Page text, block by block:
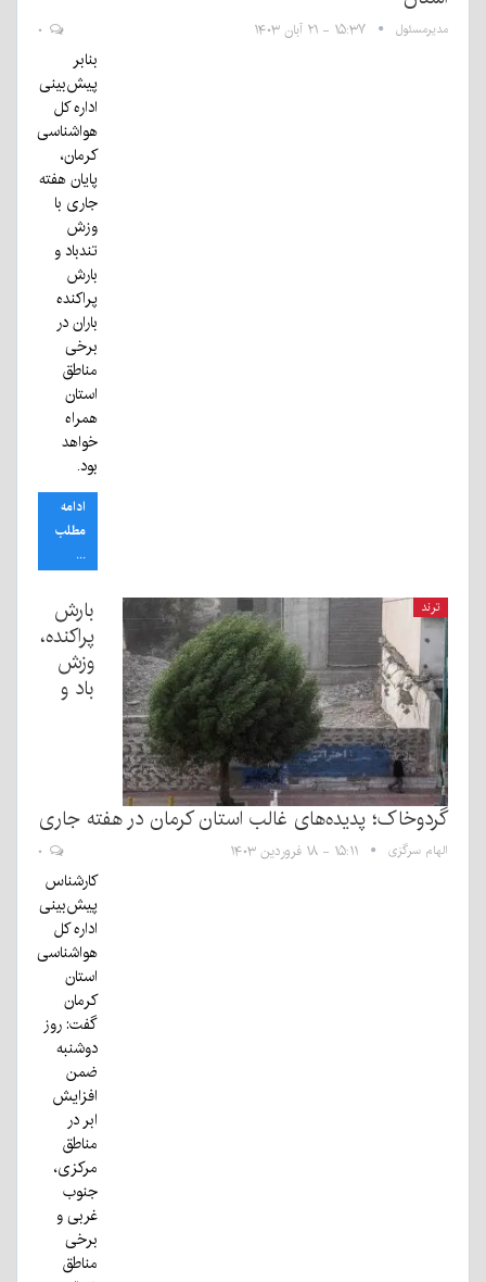
مدیرمسئول ۱۵:۳۷ - ۲۱ آبان ۱۴۰۳
بنابر
پیش‌بینی
اداره کل
هواشناسی
کرمان،
پایان هفته
جاری با
وزش
تندباد و
بارش
پراکنده
باران در
برخی
مناطق
استان
همراه
خواهد
بود.
ادامه
مطلب
...
ترند
بارش
پراکنده،
وزش
باد و
گردوخاک؛ پدیده‌های غالب استان کرمان در هفته جاری
الهام سرگزی ۱۵:۱۱ - ۱۸ فروردین ۱۴۰۳
کارشناس
پیش‌بینی
اداره کل
هواشناسی
استان
کرمان
گفت: روز
دوشنبه
ضمن
افزایش
ابر در
مناطق
مرکزی،
جنوب
غربی و
برخی
مناطق